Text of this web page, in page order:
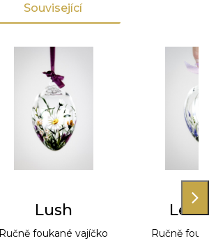
Související
Lush
Ručně foukané vajíčko Ručně